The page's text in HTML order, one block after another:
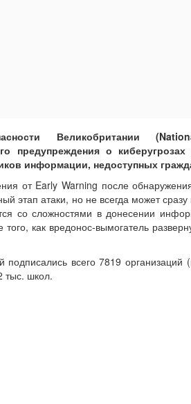
Великобритании
предупреждения о
информации, недоступных
от Early Warning после
этап атаки, но не всегда может
со сложностями в донесении
как вредонос-вымогатель
всего 7819
тыс. школ.